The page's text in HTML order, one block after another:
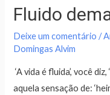
Fluido
Deixe um comentário /
Domingas Alvim
‘A vida é fluida’, você
aquela sensação de: